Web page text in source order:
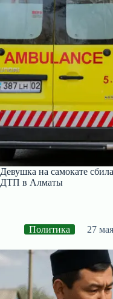
Девушка на самокате
ДТП в Алматы
Политика 27